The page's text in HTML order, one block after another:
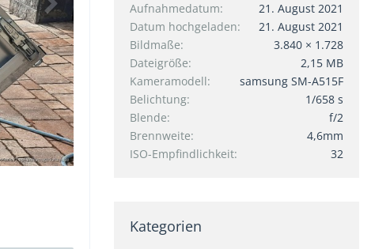
Aufnahmedatum
21. August 2021
Datum hochgeladen
21. August 2021
Bildmaße
3.840 × 1.728
Dateigröße
2,15 MB
Kameramodell
samsung SM-A515F
Belichtung
1/658 s
Blende
f/2
Brennweite
4,6mm
ISO-Empfindlichkeit
32
Kategorien